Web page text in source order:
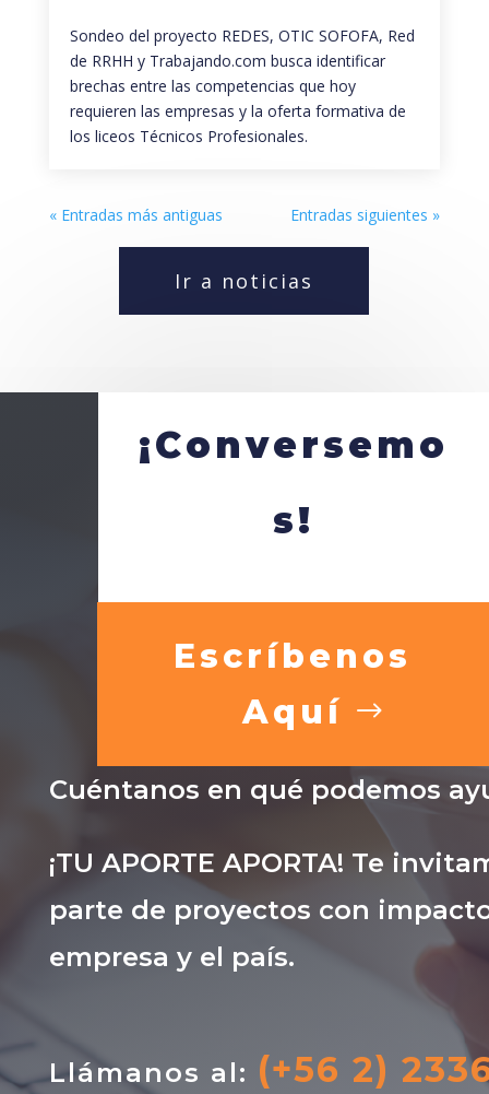
Sondeo del proyecto REDES, OTIC SOFOFA, Red
de RRHH y Trabajando.com busca identificar
brechas entre las competencias que hoy
requieren las empresas y la oferta formativa de
los liceos Técnicos Profesionales.
« Entradas más antiguas Entradas siguientes »
Ir a noticias
¡Conversemo
s!
Escríbenos
Aquí
Cuéntanos en qué podemos
¡TU APORTE APORTA! Te
parte de proyectos con
empresa y el país.
Llámanos al: (+56 2)